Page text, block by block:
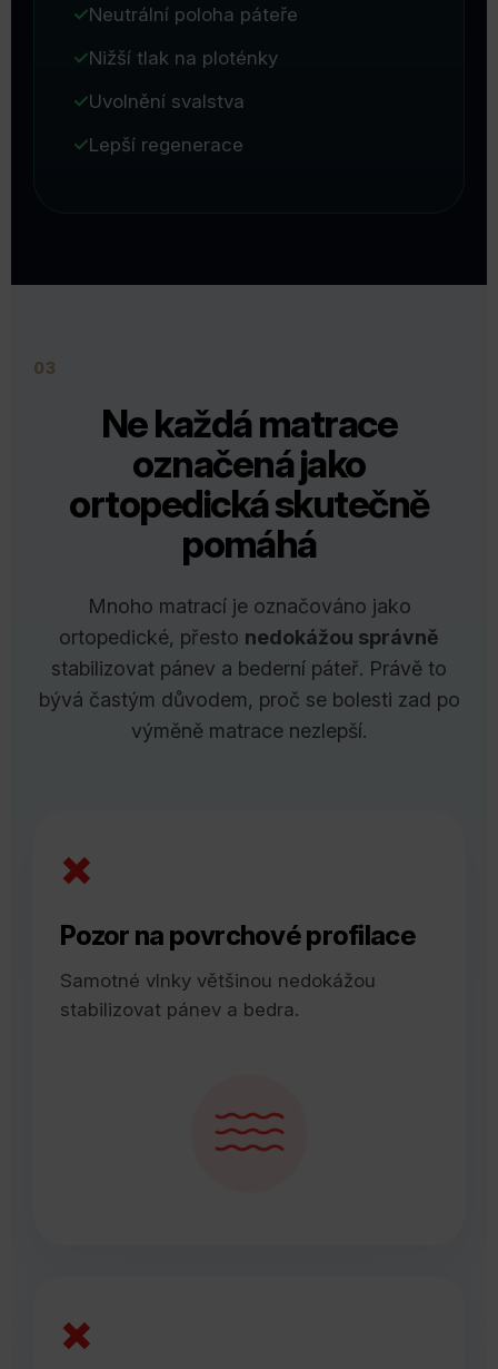
Neutrální poloha páteře
Nižší tlak na ploténky
Uvolnění svalstva
Lepší regenerace
03
Ne každá matrace
označená jako
ortopedická skutečně
pomáhá
Mnoho matrací je označováno jako
ortopedické, přesto nedokážou správně
stabilizovat pánev a bederní páteř. Právě to
bývá častým důvodem, proč se bolesti zad po
výměně matrace nezlepší.
×
Pozor na povrchové profilace
Samotné vlnky většinou nedokážou
stabilizovat pánev a bedra.
×